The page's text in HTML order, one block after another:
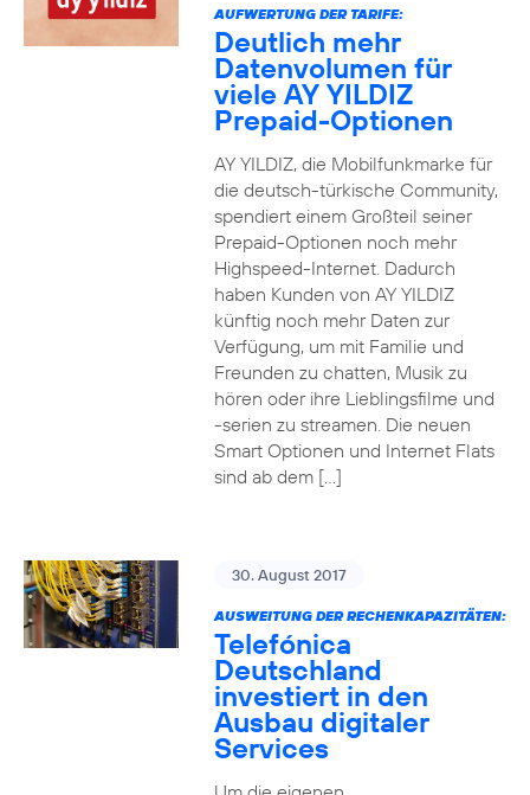
AUFWERTUNG DER TARIFE:
Deutlich mehr
Datenvolumen für
viele AY YILDIZ
Prepaid-Optionen
AY YILDIZ, die Mobilfunkmarke für
die deutsch-türkische Community,
spendiert einem Großteil seiner
Prepaid-Optionen noch mehr
Highspeed-Internet. Dadurch
haben Kunden von AY YILDIZ
künftig noch mehr Daten zur
Verfügung, um mit Familie und
Freunden zu chatten, Musik zu
hören oder ihre Lieblingsfilme und
-serien zu streamen. Die neuen
Smart Optionen und Internet Flats
sind ab dem […]
30. August 2017
AUSWEITUNG DER RECHENKAPAZITÄTEN:
Telefónica
Deutschland
investiert in den
Ausbau digitaler
Services